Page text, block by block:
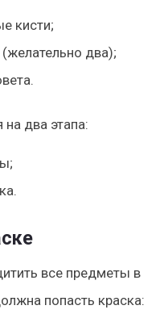
кисти;
два);
на два этапа:
все предметы в
попасть краска: